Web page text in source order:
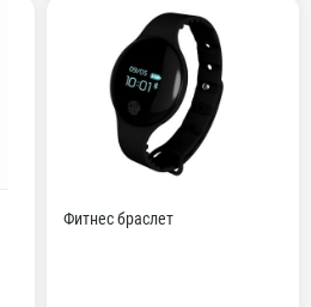
Фитнес браслет